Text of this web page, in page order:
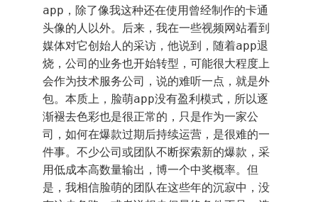
app，除了像我这种还在使用曾经制作的卡通
头像的人以外。后来，我在一些视频网站看到
媒体对它创始人的采访，他说到，随着app退
烧，公司的业务也开始转型，可能很大程度上
会作为技术服务公司，说的难听一点，就是外
包。本质上，脸萌app没有盈利模式，所以逐
渐褪去色彩也是很正常的，只是作为一家公
司，如何在爆款过期后持续运营，是很难的一
件事。不少公司或团队不断探索新的爆款，采
用低成本高数量输出，博一个中奖概率。但
是，我相信脸萌的团队在这些年的沉寂中，没